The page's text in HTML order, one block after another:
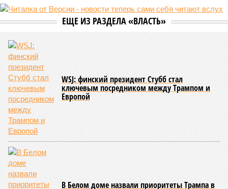
за прошедшие два года результатов, по словам дольщиков,
практически не видно. Поинформациииз профильных
порталов, первую очередь ЖК строители обещают сдать к
этом из кураторов стройки не задается вопросом: как эти
сроки должны материализоваться? На строительной
площадке, по свидетельствам дольщиков, регулярно
бывающих у забора, какая-либо техника отсутствует. Ни
бетононасосов, ни работающих кранов, ни признаков
мобилизации подрядчиков. При том, что до «декабря 2026»
осталось менее полугода.
Если в «Сказочном лесу» техзаказчик публично
отчитывался о поэтапной готовности – 90%, затем 97%, с
конкретными инженерными работами (усиление
монолитных конструкций, устранение проектных ошибок) –
то по «Станции Л» подобной публичной отчётности
дольщики не видят. Ни Capital Group, ни кураторы